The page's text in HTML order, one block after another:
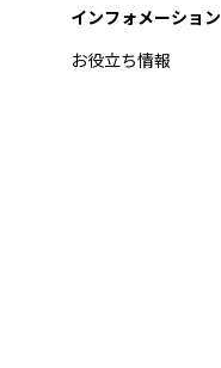
インフォメーション
お役立ち情報